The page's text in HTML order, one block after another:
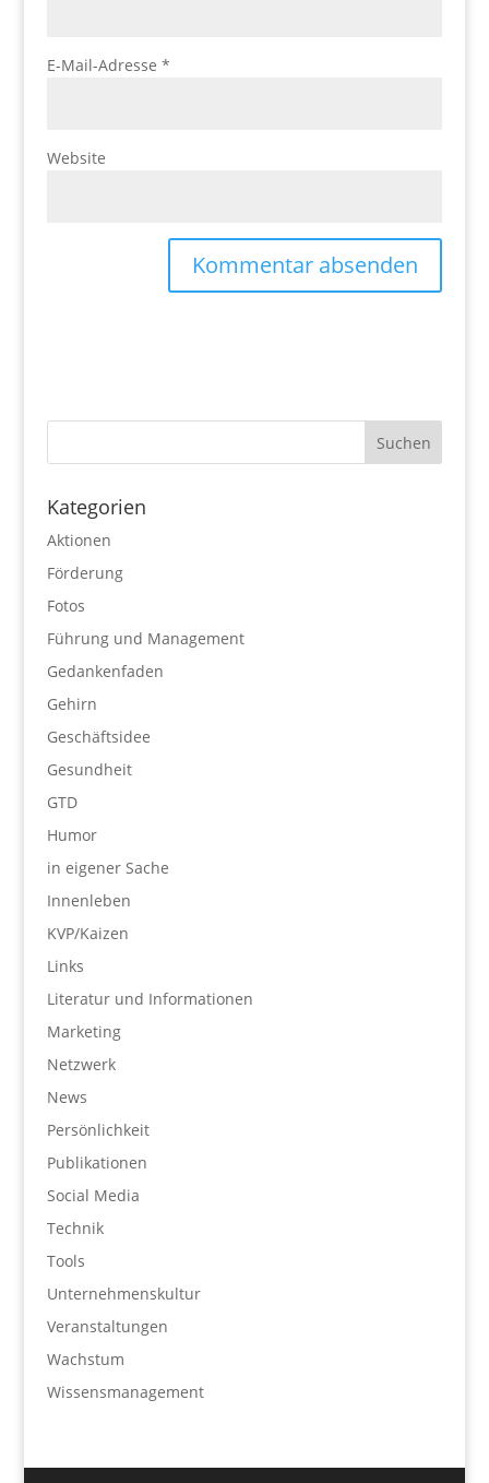
E-Mail-Adresse *
Website
Kategorien
Aktionen
Förderung
Fotos
Führung und Management
Gedankenfaden
Gehirn
Geschäftsidee
Gesundheit
GTD
Humor
in eigener Sache
Innenleben
KVP/Kaizen
Links
Literatur und Informationen
Marketing
Netzwerk
News
Persönlichkeit
Publikationen
Social Media
Technik
Tools
Unternehmenskultur
Veranstaltungen
Wachstum
Wissensmanagement